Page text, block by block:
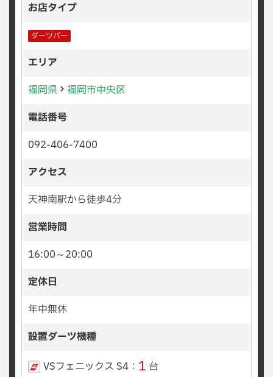
お店タイプ
ダーツバー
エリア
福岡県
福岡市中央区
電話番号
092-406-7400
アクセス
天神南駅から徒歩4分
営業時間
16:00～20:00
定休日
年中無休
設置ダーツ機種
VSフェニックス S4： 1 台